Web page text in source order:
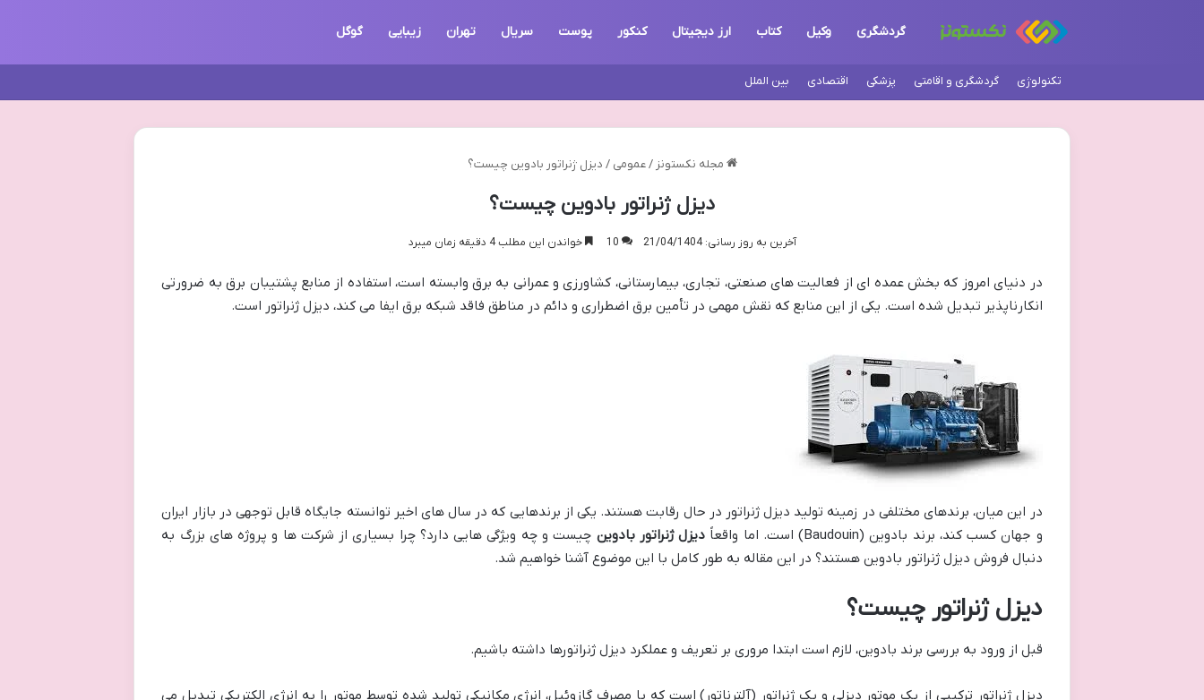
گردشگری وکیل کتاب ارز دیجیتال کنکور پوست سریال تهران زیبایی گوگل
تکنولوژی گردشگری و اقامتی پزشکی اقتصادی بین الملل
مجله نکستونز / عمومی / دیزل ژنراتور بادوین چیست؟
دیزل ژنراتور بادوین چیست؟
آخرین به روز رسانی: 21/04/1404 10 خواندن این مطلب 4 دقیقه زمان میبرد
در دنیای امروز که بخش عمده ای از فعالیت های صنعتی، تجاری، بیمارستانی، کشاورزی و عمرانی به برق وابسته است، استفاده از منابع پشتیبان برق به ضرورتی
انکارناپذیر تبدیل شده است. یکی از این منابع که نقش مهمی در تأمین برق اضطراری و دائم در مناطق فاقد شبکه برق ایفا می کند، دیزل ژنراتور است.
در این میان، برندهای مختلفی در زمینه تولید دیزل ژنراتور در حال رقابت هستند. یکی از برندهایی که در سال های اخیر توانسته جایگاه قابل توجهی در بازار ایران
و جهان کسب کند، برند بادوین (Baudouin) است. اما واقعاً
دیزل ژنراتور بادوین چیست و چه ویژگی هایی دارد؟ چرا بسیاری از شرکت ها و پروژه های بزرگ به
دنبال فروش دیزل ژنراتور بادوین هستند؟ در این مقاله به طور کامل با این موضوع آشنا خواهیم شد.
دیزل ژنراتور چیست؟
قبل از ورود به بررسی برند بادوین، لازم است ابتدا مروری بر تعریف و عملکرد دیزل ژنراتورها داشته باشیم.
دیزل ژنراتور ترکیبی از یک موتور دیزلی و یک ژنراتور (آلترناتور) است که با مصرف گازوئیل، انرژی مکانیکی تولید شده توسط موتور را به انرژی الکتریکی تبدیل می